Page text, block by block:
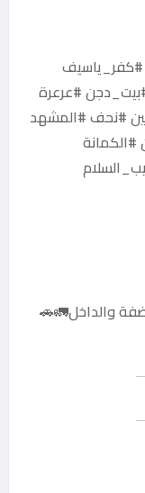
#عرعرة
#نحف #المشهد
والداخل🚛🚗